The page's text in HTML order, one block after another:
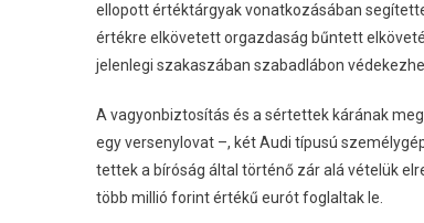
ellopott értéktárgyak vonatkozásában
értékre elkövetett orgazdaság bűntett
jelenlegi szakaszában szabadlábon
A vagyonbiztosítás és a sértettek kárának
egy versenylovat –, két Audi típusú
tettek a bíróság által történő zár alá vételük
több millió forint értékű eurót foglaltak le.